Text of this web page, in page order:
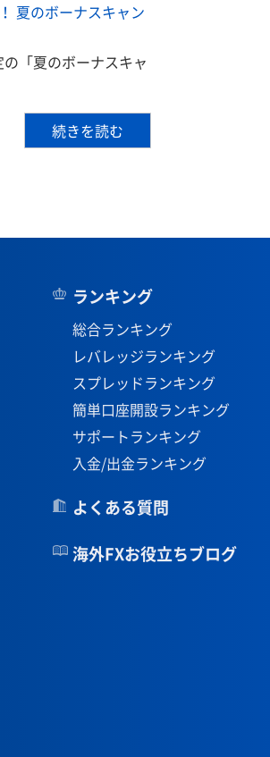
夏のボーナスキャン
「夏のボーナスキャ
続きを読む
ランキング
総合ランキング
レバレッジランキング
スプレッドランキング
簡単口座開設ランキング
サポートランキング
入金/出金ランキング
よくある質問
海外FXお役立ちブログ